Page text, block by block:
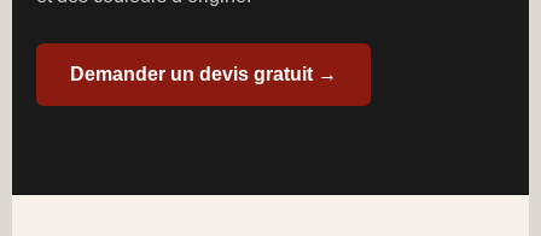
Demander un devis gratuit →